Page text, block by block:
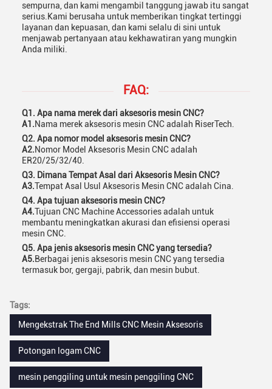
sempurna, dan kami mengambil tanggung jawab itu sangat
serius.Kami berusaha untuk memberikan tingkat tertinggi
layanan dan kepuasan, dan kami selalu di sini untuk
menjawab pertanyaan atau kekhawatiran yang mungkin
Anda miliki.
FAQ:
Q1. Apa nama merek dari aksesoris mesin CNC?
A1.Nama merek aksesoris mesin CNC adalah RiserTech.
Q2. Apa nomor model aksesoris mesin CNC?
A2.Nomor Model Aksesoris Mesin CNC adalah
ER20/25/32/40.
Q3. Dimana Tempat Asal dari Aksesoris Mesin CNC?
A3.Tempat Asal Usul Aksesoris Mesin CNC adalah Cina.
Q4. Apa tujuan aksesoris mesin CNC?
A4.Tujuan CNC Machine Accessories adalah untuk
membantu meningkatkan akurasi dan efisiensi operasi
mesin CNC.
Q5. Apa jenis aksesoris mesin CNC yang tersedia?
A5.Berbagai jenis aksesoris mesin CNC yang tersedia
termasuk bor, gergaji, pabrik, dan mesin bubut.
Tags:
Mengekstrak The End Mills CNC Mesin Aksesoris
Potongan logam CNC
mesin penggiling untuk mesin penggiling CNC